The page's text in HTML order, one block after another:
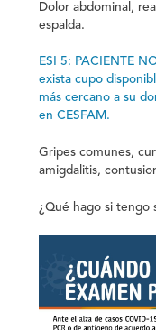
Dolor abdominal,
espalda.
ESI 5: PACIENTE
exista cupo
más cercano a su
en CESFAM.
Gripes comunes,
amigdalitis,
¿Qué hago si tengo